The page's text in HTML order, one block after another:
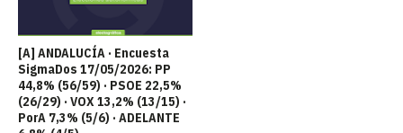
[A] ANDALUCÍA · Encuesta
SigmaDos 17/05/2026: PP
44,8% (56/59) · PSOE 22,5%
(26/29) · VOX 13,2% (13/15) ·
PorA 7,3% (5/6) · ADELANTE